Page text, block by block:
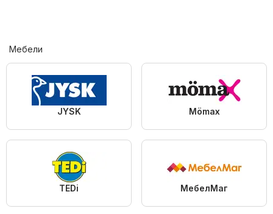
Мебели
JYSK Mömax
TEDi МебелМаг